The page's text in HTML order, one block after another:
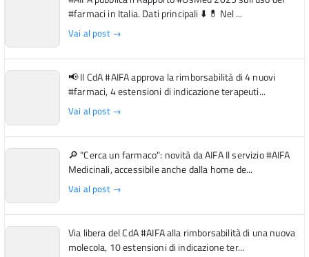
#farmaci in Italia. Dati principali ⬇️ 💊 Nel ...
Vai al post →
📢 Il CdA #AIFA approva la rimborsabilità di 4 nuovi
#farmaci, 4 estensioni di indicazione terapeuti...
Vai al post →
🔎 "Cerca un farmaco": novità da AIFA Il servizio #AIFA
Medicinali, accessibile anche dalla home de...
Vai al post →
Via libera del CdA #AIFA alla rimborsabilità di una nuova
molecola, 10 estensioni di indicazione ter...